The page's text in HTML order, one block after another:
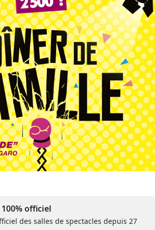
officiel
des salles de spectacles depuis 27